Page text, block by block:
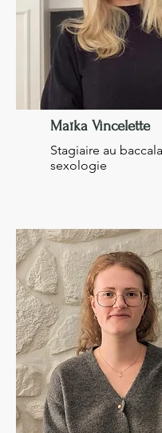
Maïka Vincelette
Stagiaire au
sexologie